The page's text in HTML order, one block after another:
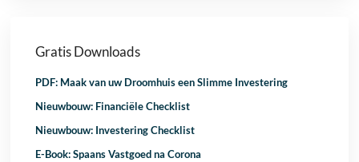
Gratis Downloads
PDF: Maak van uw Droomhuis een Slimme Investering
Nieuwbouw: Financiële Checklist
Nieuwbouw: Investering Checklist
E-Book: Spaans Vastgoed na Corona